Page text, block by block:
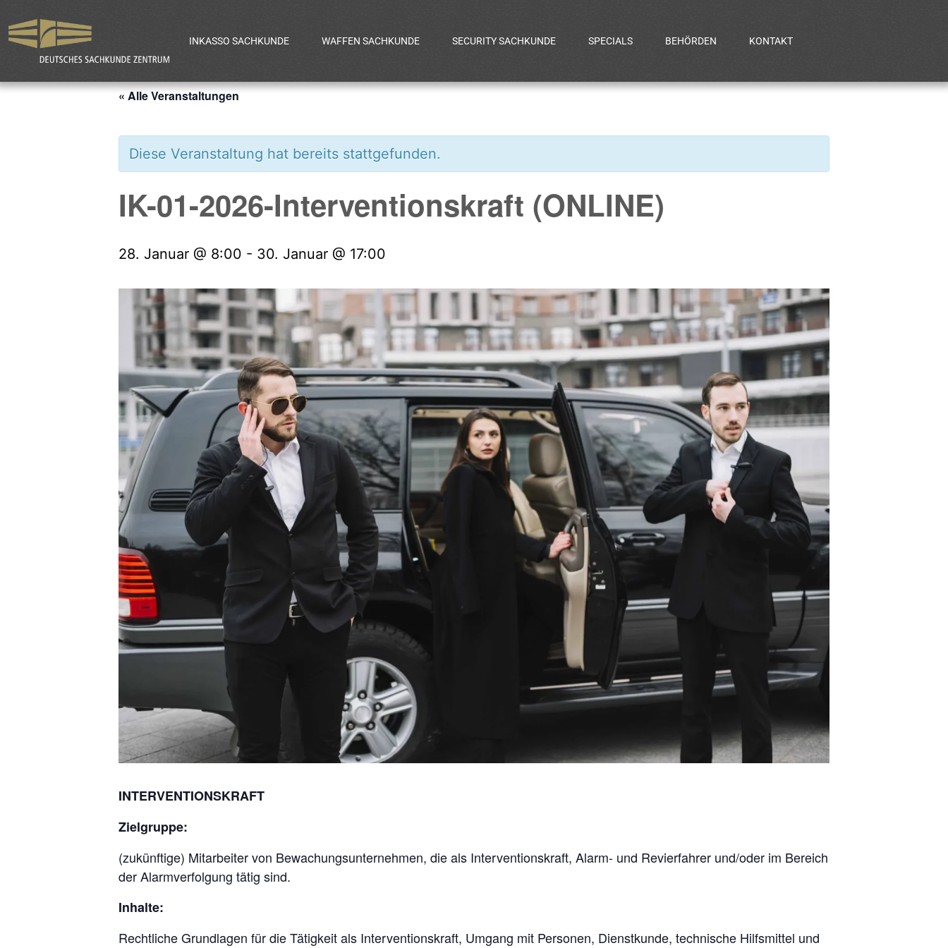
INKASSO SACHKUNDE WAFFEN SACHKUNDE SECURITY SACHKUNDE SPECIALS BEHÖRDEN KONTAKT
« Alle Veranstaltungen
Diese Veranstaltung hat bereits stattgefunden.
IK-01-2026-Interventionskraft (ONLINE)
28. Januar @ 8:00 - 30. Januar @ 17:00
INTERVENTIONSKRAFT
Zielgruppe:
(zukünftige) Mitarbeiter von Bewachungsunternehmen, die als Interventionskraft, Alarm- und Revierfahrer und/oder im Bereich
der Alarmverfolgung tätig sind.
Inhalte:
Rechtliche Grundlagen für die Tätigkeit als Interventionskraft, Umgang mit Personen, Dienstkunde, technische Hilfsmittel und